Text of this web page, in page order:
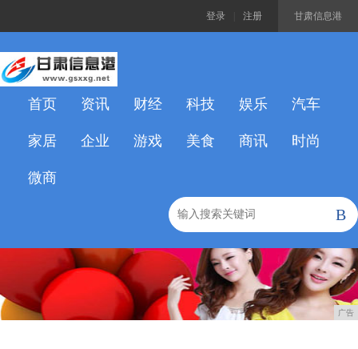
甘肃信息港
登录 注册
首页 资讯 财经 科技 娱乐 汽车
家居 企业 游戏 美食 商讯 时尚
微商
B
广告